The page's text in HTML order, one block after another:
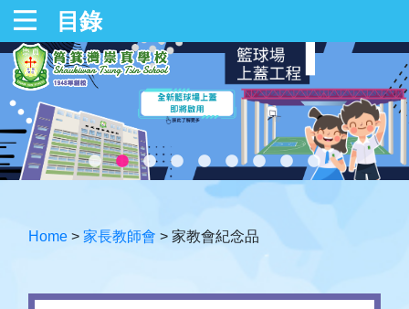
目錄
Home > 家長教師會 > 家教會紀念品